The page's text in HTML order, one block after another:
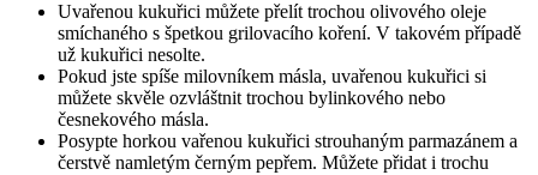
Uvařenou kukuřici můžete přelít trochou olivového oleje
smíchaného s špetkou grilovacího koření. V takovém případě
už kukuřici nesolte.
Pokud jste spíše milovníkem másla, uvařenou kukuřici si
můžete skvěle ozvláštnit trochou bylinkového nebo
česnekového másla.
Posypte horkou vařenou kukuřici strouhaným parmazánem a
čerstvě namletým černým pepřem. Můžete přidat i trochu